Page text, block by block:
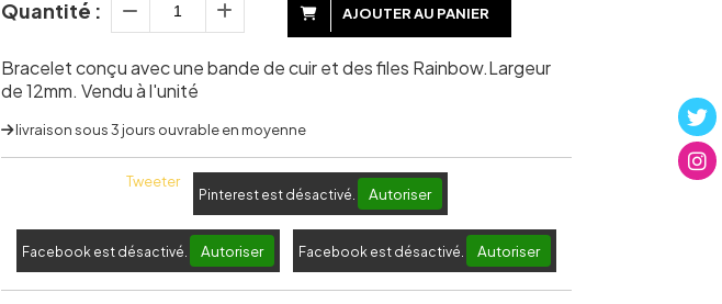
Quantité : AJOUTER AU PANIER
Bracelet conçu avec une bande de cuir et des files Rainbow.Largeur
de 12mm. Vendu à l'unité
livraison sous 3 jours ouvrable en moyenne
Tweeter
Pinterest est désactivé. Autoriser
Facebook est désactivé. Autoriser Facebook est désactivé. Autoriser